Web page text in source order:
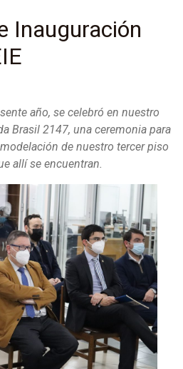
Inauguración
año, se celebró en nuestro
Brasil 2147, una ceremonia para
de nuestro tercer piso
allí se encuentran.